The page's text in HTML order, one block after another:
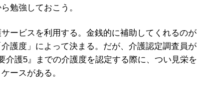
勉強しておこう。
ービスを利用する。金銭的に補助してくれるのが
護度」によって決まる。だが、介護認定調査員が
介護5』までの介護度を認定する際に、つい見栄を
ースがある。